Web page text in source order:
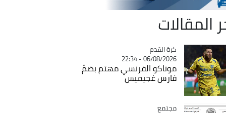
المقالات
Catégorie
كرة القدم
06/08/2026 - 22:34
موناكو الفرنسي مهتم بضمّ
فارس غجيميس
Catégorie
مجتمع